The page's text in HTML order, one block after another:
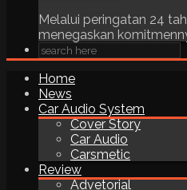
Melalui peringatan 24
menegaskan
Home
News
Car Audio System
Cover Story
Car Audio
Carsmetic
Review
Advetorial